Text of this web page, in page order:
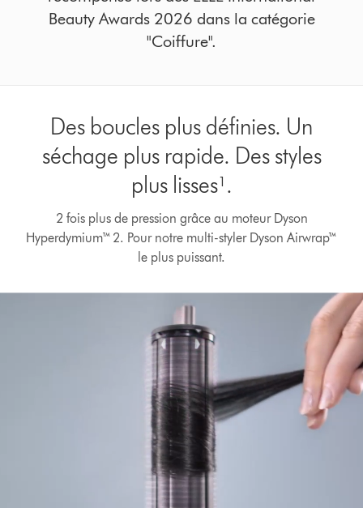
Beauty Awards 2026 dans la catégorie
"Coiffure".
Afficher
la
transcription
vidéo
Des boucles plus définies. Un
séchage plus rapide. Des styles
plus lisses¹.
2 fois plus de pression grâce au moteur Dyson
Hyperdymium™ 2. Pour notre multi-styler Dyson Airwrap™
le plus puissant.